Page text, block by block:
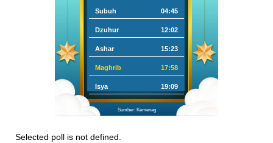
Subuh 04:45
Dzuhur 12:02
Ashar 15:23
Maghrib 17:58
Isya 19:09
Sumber: Kemenag
Selected poll is not defined.